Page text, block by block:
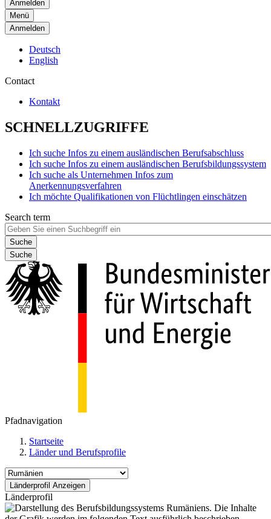
Menü
Anmelden
Deutsch
English
Contact
Kontakt
SCHNELLZUGRIFFE
Ich suche Infos zu einem ausländischen Berufsabschluss
Ich suche Infos zu einem ausländischen Berufsbildungssystem
Ich suche als Unternehmen Infos zum
Anerkennungsverfahren
Ich möchte Qualifikationen von Flüchtlingen einschätzen
Search term
Suche
Pfadnavigation
Startseite
Länder und Berufsprofile
Länderprofil